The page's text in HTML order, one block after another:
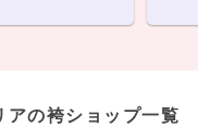
アの袴ショップ一覧